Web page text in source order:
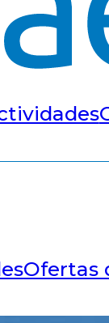
Ofertas